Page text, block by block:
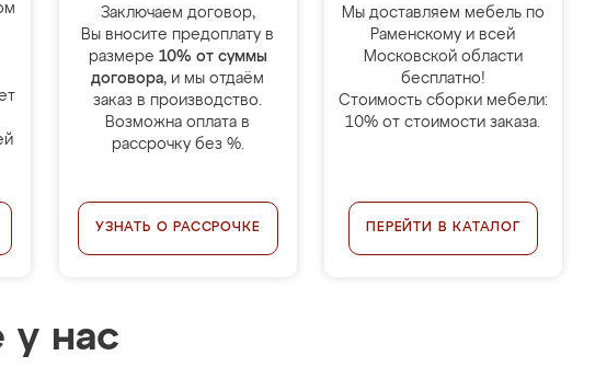
Заключаем договор,
Вы вносите предоплату в
размере 10% от суммы
договора, и мы отдаём
заказ в производство.
Возможна оплата в
рассрочку без %.
УЗНАТЬ О РАССРОЧКЕ
Мы доставляем мебель по
Раменскому и всей
Московской области
бесплатно!
Стоимость сборки мебели:
10% от стоимости заказа.
ПЕРЕЙТИ В КАТАЛОГ
у нас